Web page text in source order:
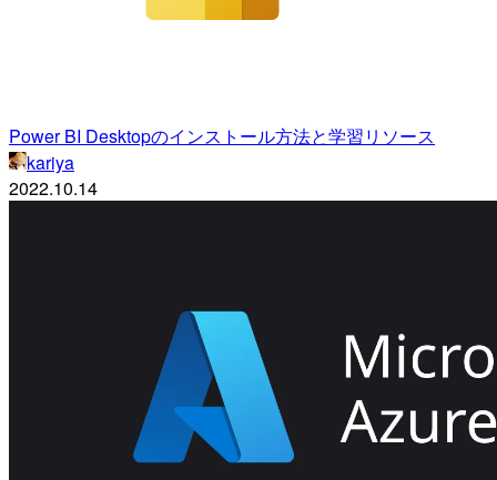
Power BI Desktopのインストール方法と学習リソース
kariya
2022.10.14